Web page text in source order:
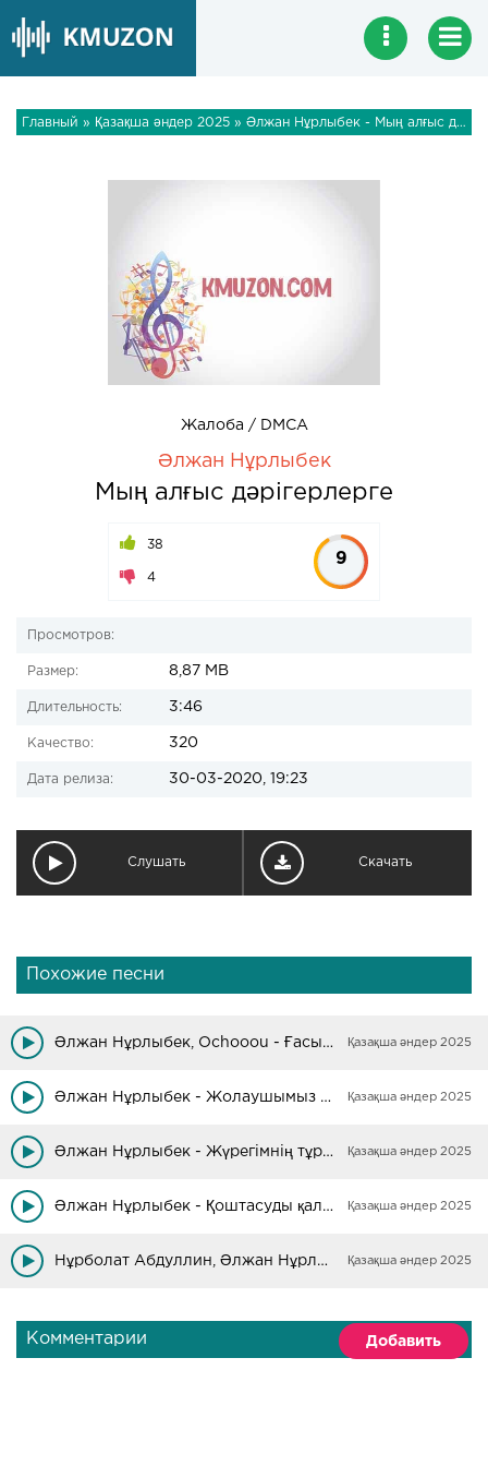
Главный » Қазақша әндер 2025 » Әлжан Нұрлыбек - Мың алғыс дәрігерлерге
Жалоба / DMCA
Әлжан Нұрлыбек
Мың алғыс дәрігерлерге
38
4
9
Просмотров:
Размер: 8,87 MB
Длительность: 3:46
Качество: 320
Дата релиза: 30-03-2020, 19:23
Слушать Скачать
Похожие песни
Әлжан Нұрлыбек, Ochooou - Ғасырда Қазақша әндер 2025
Әлжан Нұрлыбек - Жолаушымыз біз Қазақша әндер 2025
Әлжан Нұрлыбек - Жүрегімнің тұрғыны Қазақша әндер 2025
Әлжан Нұрлыбек - Қоштасуды қаламаймын Қазақша әндер 2025
Нұрболат Абдуллин, Әлжан Нұрлыбек - Тамшылар Қазақша әндер 2025
Комментарии Добавить